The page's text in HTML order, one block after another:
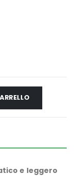
e leggero